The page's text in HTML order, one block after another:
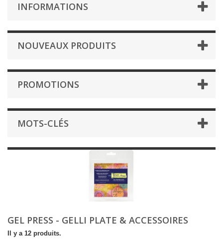
INFORMATIONS
NOUVEAUX PRODUITS
PROMOTIONS
MOTS-CLÉS
GEL PRESS - GELLI PLATE & ACCESSOIRES
Il y a 12 produits.